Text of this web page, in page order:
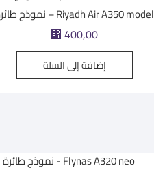
Riyadh Air A350 model – نموذج طائرة
⃁400,00
إضافة إلى السلة